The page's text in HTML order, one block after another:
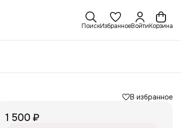
ПоискИзбранноеВойтиКорзина
В избранное
1 500 ₽